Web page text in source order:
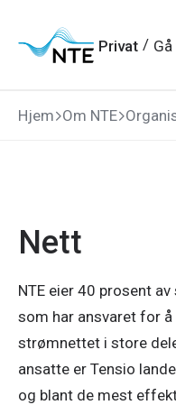
hovedmeny
søk
hovedinnhold
bunnområde
Privat /
Hjem Om NTE
Nett
NTE eier 40 prosent
som har ansvaret for
strømnettet i store
ansatte er Tensio
og blant de mest